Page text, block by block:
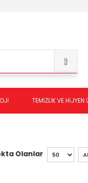
TEMİZLİK VE HİJYEN
Olanlar